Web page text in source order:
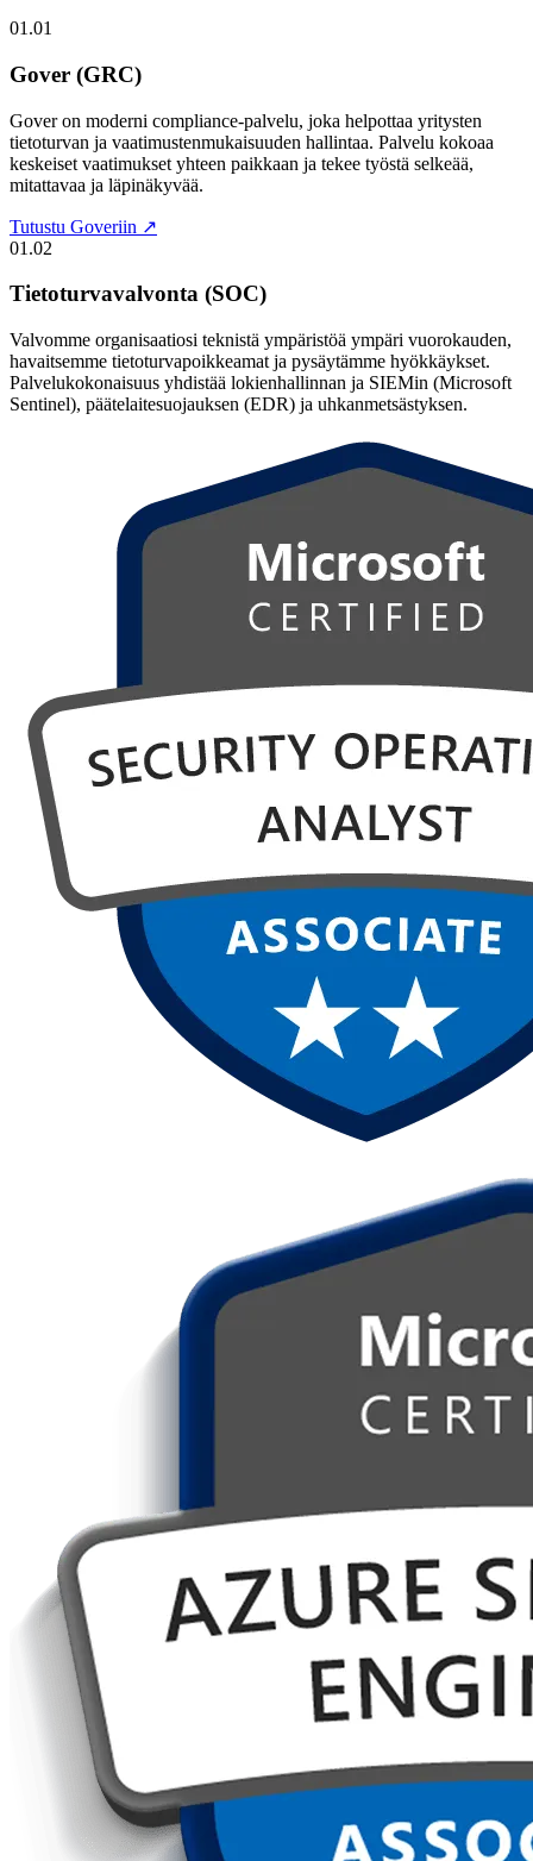
01.01
Gover (GRC)
Gover on moderni compliance-palvelu, joka helpottaa yritysten
tietoturvan ja vaatimustenmukaisuuden hallintaa. Palvelu kokoaa
keskeiset vaatimukset yhteen paikkaan ja tekee työstä selkeää,
mitattavaa ja läpinäkyvää.
Tutustu Goveriin ↗
01.02
Tietoturvavalvonta (SOC)
Valvomme organisaatiosi teknistä ympäristöä ympäri vuorokauden,
havaitsemme tietoturvapoikkeamat ja pysäytämme hyökkäykset.
Palvelukokonaisuus yhdistää lokienhallinnan ja SIEMin (Microsoft
Sentinel), päätelaitesuojauksen (EDR) ja uhkanmetsästyksen.